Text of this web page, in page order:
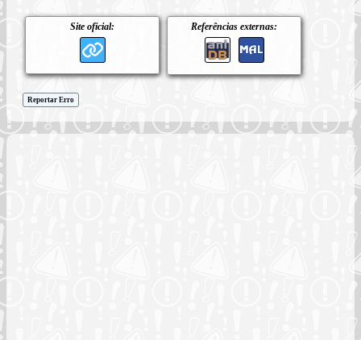
Site oficial: Referências externas:
Reportar Erro